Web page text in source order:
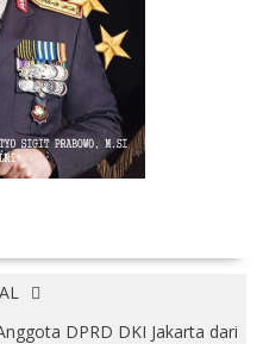
DPRD DKI Jakarta dari